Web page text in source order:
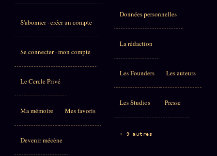
S'abonner · créer un compte
Se connecter · mon compte
Le Cercle Privé
Ma mémoire Mes favoris
Devenir mécène
Données personnelles
La rédaction
Les Founders Les auteurs
Les Studios Presse
+ 9 autres